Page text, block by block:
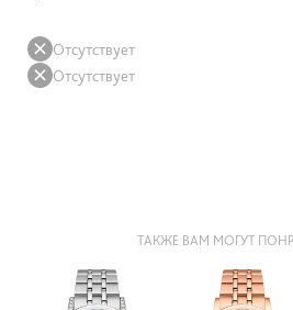
Отсутствует
Отсутствует
ТАКЖЕ ВАМ МОГУТ